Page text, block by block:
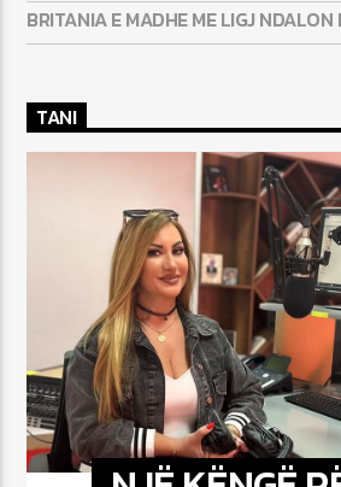
BRITANIA E MADHE ME LIGJ NDALON
TANI